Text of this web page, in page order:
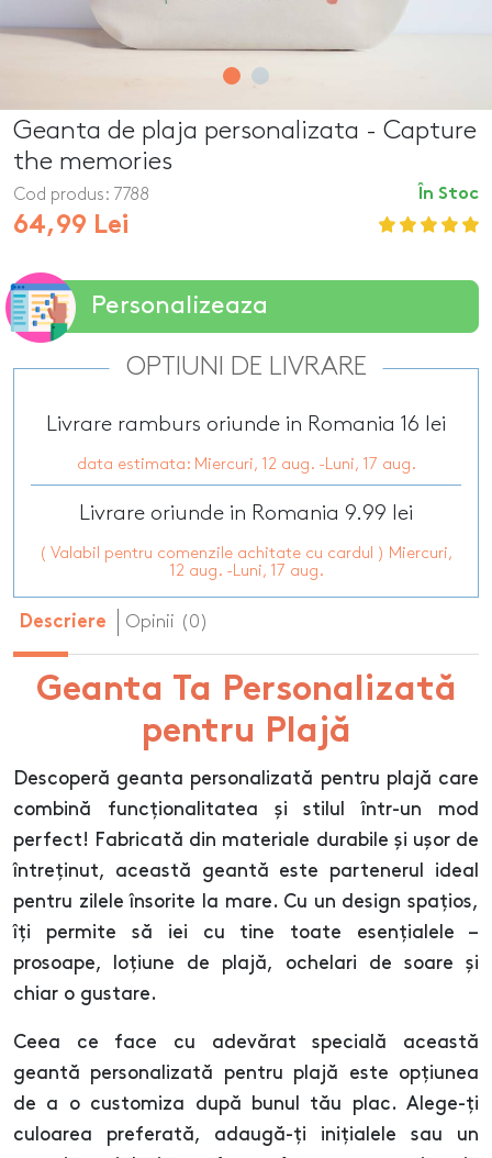
Geanta de plaja personalizata - Capture
the memories
În Stoc
Cod produs: 7788
64,99 Lei
Personalizeaza
OPTIUNI DE LIVRARE
Livrare ramburs oriunde in Romania 16 lei
data estimata: Miercuri, 12 aug. -Luni, 17 aug.
Livrare oriunde in Romania 9.99 lei
( Valabil pentru comenzile achitate cu cardul ) Miercuri,
12 aug. -Luni, 17 aug.
Descriere Opinii (0)
Geanta Ta Personalizată
pentru Plajă
Descoperă geanta personalizată pentru plajă care
combină funcționalitatea și stilul într-un mod
perfect! Fabricată din materiale durabile și ușor de
întreținut, această geantă este partenerul ideal
pentru zilele însorite la mare. Cu un design spațios,
îți permite să iei cu tine toate esențialele –
prosoape, loțiune de plajă, ochelari de soare și
chiar o gustare.
Ceea ce face cu adevărat specială această
geantă personalizată pentru plajă este opțiunea
de a o customiza după bunul tău plac. Alege-ți
culoarea preferată, adaugă-ți inițialele sau un